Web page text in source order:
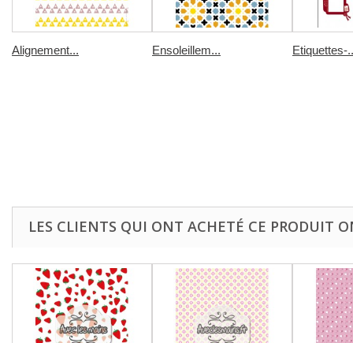
Alignement... Ensoleillem... Etiquettes-
LES CLIENTS QUI ONT ACHETÉ CE PRODUIT